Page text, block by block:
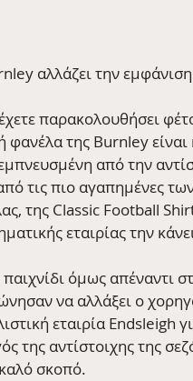
αλλάζει την
παρακολουθήσει
φανέλα της Burnley
από την
τις πιο αγαπημένες
της Classic Football
εταιρίας την
παιχνίδι όμως
να αλλάξει ο
εταιρία Endsleigh
της αντίστοιχης της
σκοπό.